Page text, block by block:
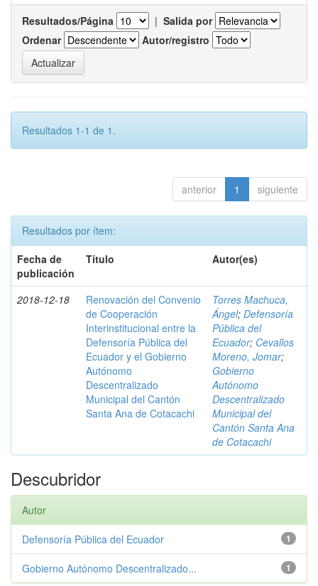
Resultados/Página | Salida por
Ordenar
Autor/registro
Resultados 1-1 de 1.
anterior 1 siguiente
Resultados por ítem:
Fecha de
publicación
Título Autor(es)
2018-12-18
Renovación del Convenio
de Cooperación
Interinstitucional entre la
Defensoría Pública del
Ecuador y el Gobierno
Autónomo
Descentralizado
Municipal del Cantón
Santa Ana de Cotacachi
Torres Machuca,
Ángel; Defensoría
Pública del
Ecuador; Cevallos
Moreno, Jomar;
Gobierno
Autónomo
Descentralizado
Municipal del
Cantón Santa Ana
de Cotacachi
Descubridor
Autor
1
Defensoría Pública del Ecuador
1
Gobierno Autónomo Descentralizado...